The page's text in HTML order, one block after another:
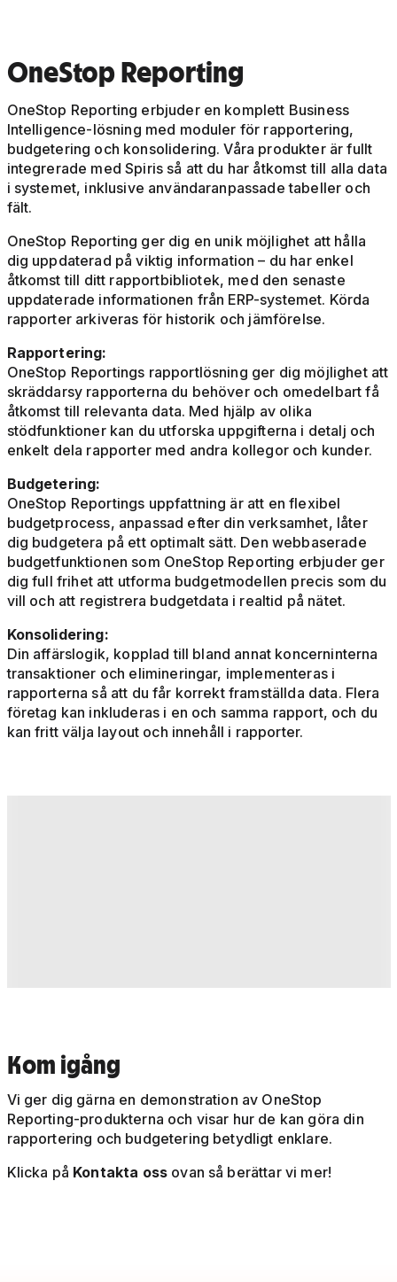
OneStop Reporting
OneStop Reporting erbjuder en komplett Business
Intelligence-lösning med moduler för rapportering,
budgetering och konsolidering. Våra produkter är fullt
integrerade med Spiris så att du har åtkomst till alla data
i systemet, inklusive användaranpassade tabeller och
fält.
OneStop Reporting ger dig en unik möjlighet att hålla
dig uppdaterad på viktig information – du har enkel
åtkomst till ditt rapportbibliotek, med den senaste
uppdaterade informationen från ERP-systemet. Körda
rapporter arkiveras för historik och jämförelse.
Rapportering:
OneStop Reportings rapportlösning ger dig möjlighet att
skräddarsy rapporterna du behöver och omedelbart få
åtkomst till relevanta data. Med hjälp av olika
stödfunktioner kan du utforska uppgifterna i detalj och
enkelt dela rapporter med andra kollegor och kunder.
Budgetering:
OneStop Reportings uppfattning är att en flexibel
budgetprocess, anpassad efter din verksamhet, låter
dig budgetera på ett optimalt sätt. Den webbaserade
budgetfunktionen som OneStop Reporting erbjuder ger
dig full frihet att utforma budgetmodellen precis som du
vill och att registrera budgetdata i realtid på nätet.
Konsolidering:
Din affärslogik, kopplad till bland annat koncerninterna
transaktioner och elimineringar, implementeras i
rapporterna så att du får korrekt framställda data. Flera
företag kan inkluderas i en och samma rapport, och du
kan fritt välja layout och innehåll i rapporter.
Kom igång
Vi ger dig gärna en demonstration av OneStop
Reporting-produkterna och visar hur de kan göra din
rapportering och budgetering betydligt enklare.
Klicka på Kontakta oss ovan så berättar vi mer!